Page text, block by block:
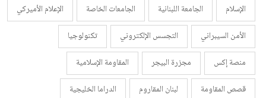
الإسلام
الجامعة اللبنانية الجامعات الخاصة
الإعلام الأميركي
الأمن السيبراني
التجسس الإلكتروني
تكنولوجيا
منصة إكس
مجزرة البيجر
المقاومة الإسلامية
قصص المقاومة
لبنان المقاروم
الدراما الخليجية